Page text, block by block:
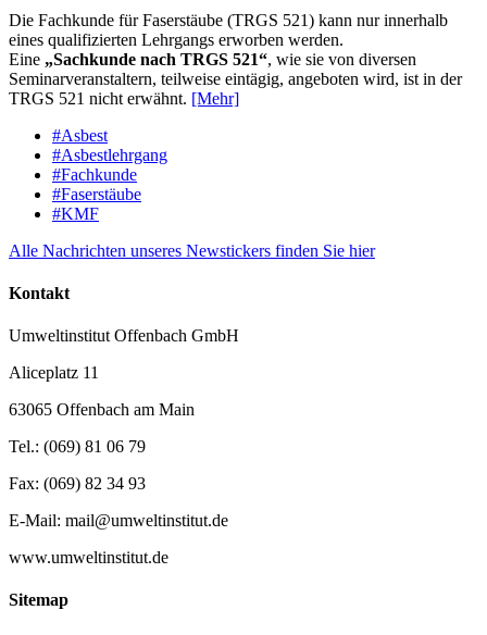
Die Fachkunde für Faserstäube (TRGS 521) kann nur innerhalb
eines qualifizierten Lehrgangs erworben werden.
Eine „Sachkunde nach TRGS 521“, wie sie von diversen
Seminarveranstaltern, teilweise eintägig, angeboten wird, ist in der
TRGS 521 nicht erwähnt. [Mehr]
#Asbest
#Asbestlehrgang
#Fachkunde
#Faserstäube
#KMF
Alle Nachrichten unseres Newstickers finden Sie hier
Kontakt
Umweltinstitut Offenbach GmbH
Aliceplatz 11
63065 Offenbach am Main
Tel.: (069) 81 06 79
Fax: (069) 82 34 93
E-Mail: mail@umweltinstitut.de
www.umweltinstitut.de
Sitemap